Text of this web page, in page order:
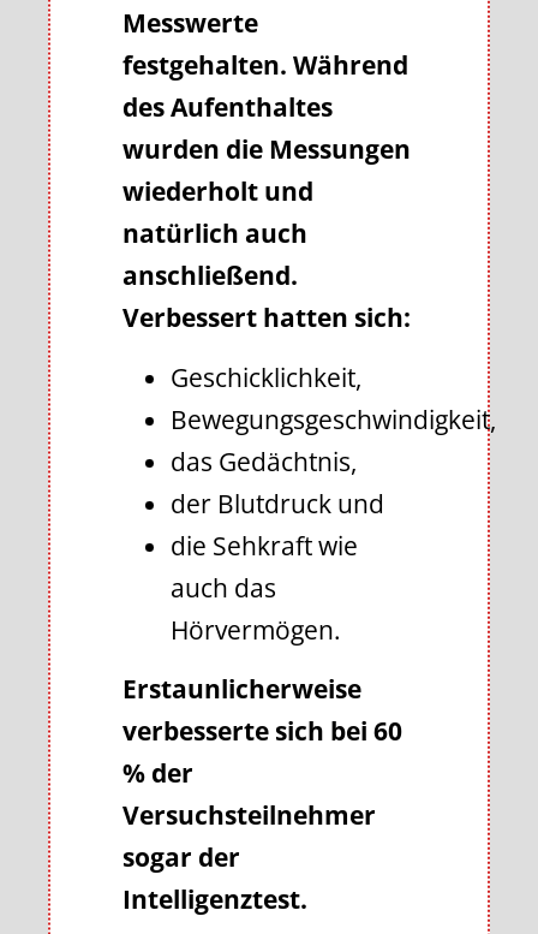
Messwerte
festgehalten. Während
des Aufenthaltes
wurden die Messungen
wiederholt und
natürlich auch
anschließend.
Verbessert hatten sich:
Geschicklichkeit,
Bewegungsgeschwindigkeit,
das Gedächtnis,
der Blutdruck und
die Sehkraft wie
auch das
Hörvermögen.
Erstaunlicherweise
verbesserte sich bei 60
% der
Versuchsteilnehmer
sogar der
Intelligenztest.